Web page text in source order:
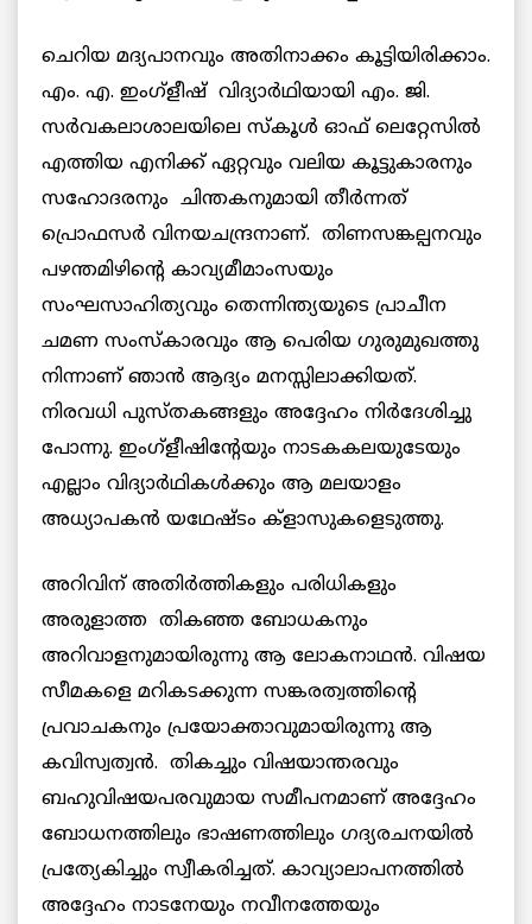
ചെറിയ മദ്യപാനവും അതിനാക്കം കൂട്ടിയിരിക്കാം.
എം. എ. ഇംഗ്ളീഷ് വിദ്യാര്‍ഥിയായി എം. ജി.
സര്‍വകലാശാലയിലെ സ്കൂള്‍ ഓഫ് ലെറ്റേസില്‍
എത്തിയ എനിക്ക് ഏറ്റവും വലിയ കൂട്ടുകാരനും
സഹോദരനും ചിന്തകനുമായി തീര്‍ന്നത്
പ്രൊഫസര്‍ വിനയചന്ദ്രനാണ്. തിണസങ്കല്പനവും
പഴന്തമിഴിന്റെ കാവ്യമീമാംസയും
സംഘസാഹിത്യവും തെന്നിന്ത്യയുടെ പ്രാചീന
ചമണ സംസ്കാരവും ആ പെരിയ ഗുരുമുഖത്തു
നിന്നാണ് ഞാന്‍ ആദ്യം മനസ്സിലാക്കിയത്.
നിരവധി പുസ്തകങ്ങളും അദ്ദേഹം നിര്‍ദേശിച്ചു
പോന്നു. ഇംഗ്ളീഷിന്റേയും നാടകകലയുടേയും
എല്ലാം വിദ്യാര്‍ഥികള്‍ക്കും ആ മലയാളം
അധ്യാപകന്‍ യഥേഷ്ടം ക്ളാസുകളെടുത്തു.
അറിവിന് അതിര്‍ത്തികളും പരിധികളും
അരുളാത്ത തികഞ്ഞ ബോധകനും
അറിവാളനുമായിരുന്നു ആ ലോകനാഥന്‍. വിഷയ
സീമകളെ മറികടക്കുന്ന സങ്കരത്വത്തിന്റെ
പ്രവാചകനും പ്രയോക്താവുമായിരുന്നു ആ
കവിസ്വത്വന്‍. തികച്ചും വിഷയാന്തരവും
ബഹുവിഷയപരവുമായ സമീപനമാണ് അദ്ദേഹം
ബോധനത്തിലും ഭാഷണത്തിലും ഗദ്യരചനയില്‍
പ്രത്യേകിച്ചും സ്വീകരിച്ചത്. കാവ്യാലാപനത്തില്‍
അദ്ദേഹം നാടനേയും നവീനത്തേയും